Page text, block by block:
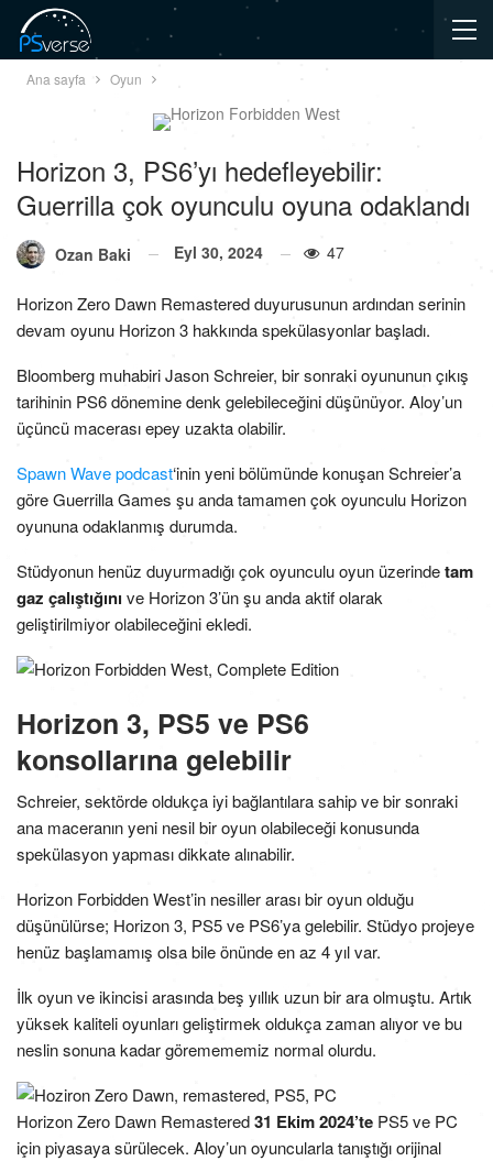
Ana sayfa Oyun
Horizon 3, PS6’yı hedefleyebilir:
Guerrilla çok oyunculu oyuna odaklandı
Ozan Baki Eyl 30, 2024 47
Horizon Zero Dawn Remastered duyurusunun ardından serinin
devam oyunu Horizon 3 hakkında spekülasyonlar başladı.
Bloomberg muhabiri Jason Schreier, bir sonraki oyununun çıkış
tarihinin PS6 dönemine denk gelebileceğini düşünüyor. Aloy’un
üçüncü macerası epey uzakta olabilir.
Spawn Wave podcast‘inin yeni bölümünde konuşan Schreier’a
göre Guerrilla Games şu anda tamamen çok oyunculu Horizon
oyununa odaklanmış durumda.
Stüdyonun henüz duyurmadığı çok oyunculu oyun üzerindetam
gaz çalıştığını ve Horizon 3’ün şu anda aktif olarak
geliştirilmiyor olabileceğini ekledi.
Horizon 3, PS5 ve PS6
konsollarına gelebilir
Schreier, sektörde oldukça iyi bağlantılara sahip ve bir sonraki
ana maceranın yeni nesil bir oyun olabileceği konusunda
spekülasyon yapması dikkate alınabilir.
Horizon Forbidden West’in nesiller arası bir oyun olduğu
düşünülürse; Horizon 3, PS5 ve PS6’ya gelebilir. Stüdyo projeye
henüz başlamamış olsa bile önünde en az 4 yıl var.
İlk oyun ve ikincisi arasında beş yıllık uzun bir ara olmuştu. Artık
yüksek kaliteli oyunları geliştirmek oldukça zaman alıyor ve bu
neslin sonuna kadar göremememiz normal olurdu.
Horizon Zero Dawn Remastered31 Ekim 2024’te PS5 ve PC
için piyasaya sürülecek. Aloy’un oyuncularla tanıştığı orijinal